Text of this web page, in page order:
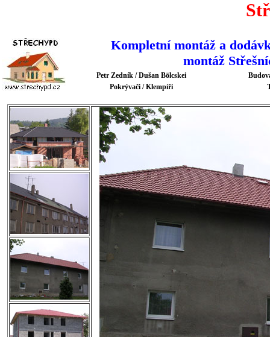
Kompletní montáž a
montáž
Petr Zedník / Dušan Bölcskei
Pokrývači / Klempíři